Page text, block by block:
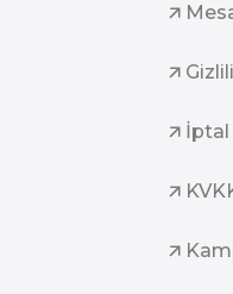
İptal